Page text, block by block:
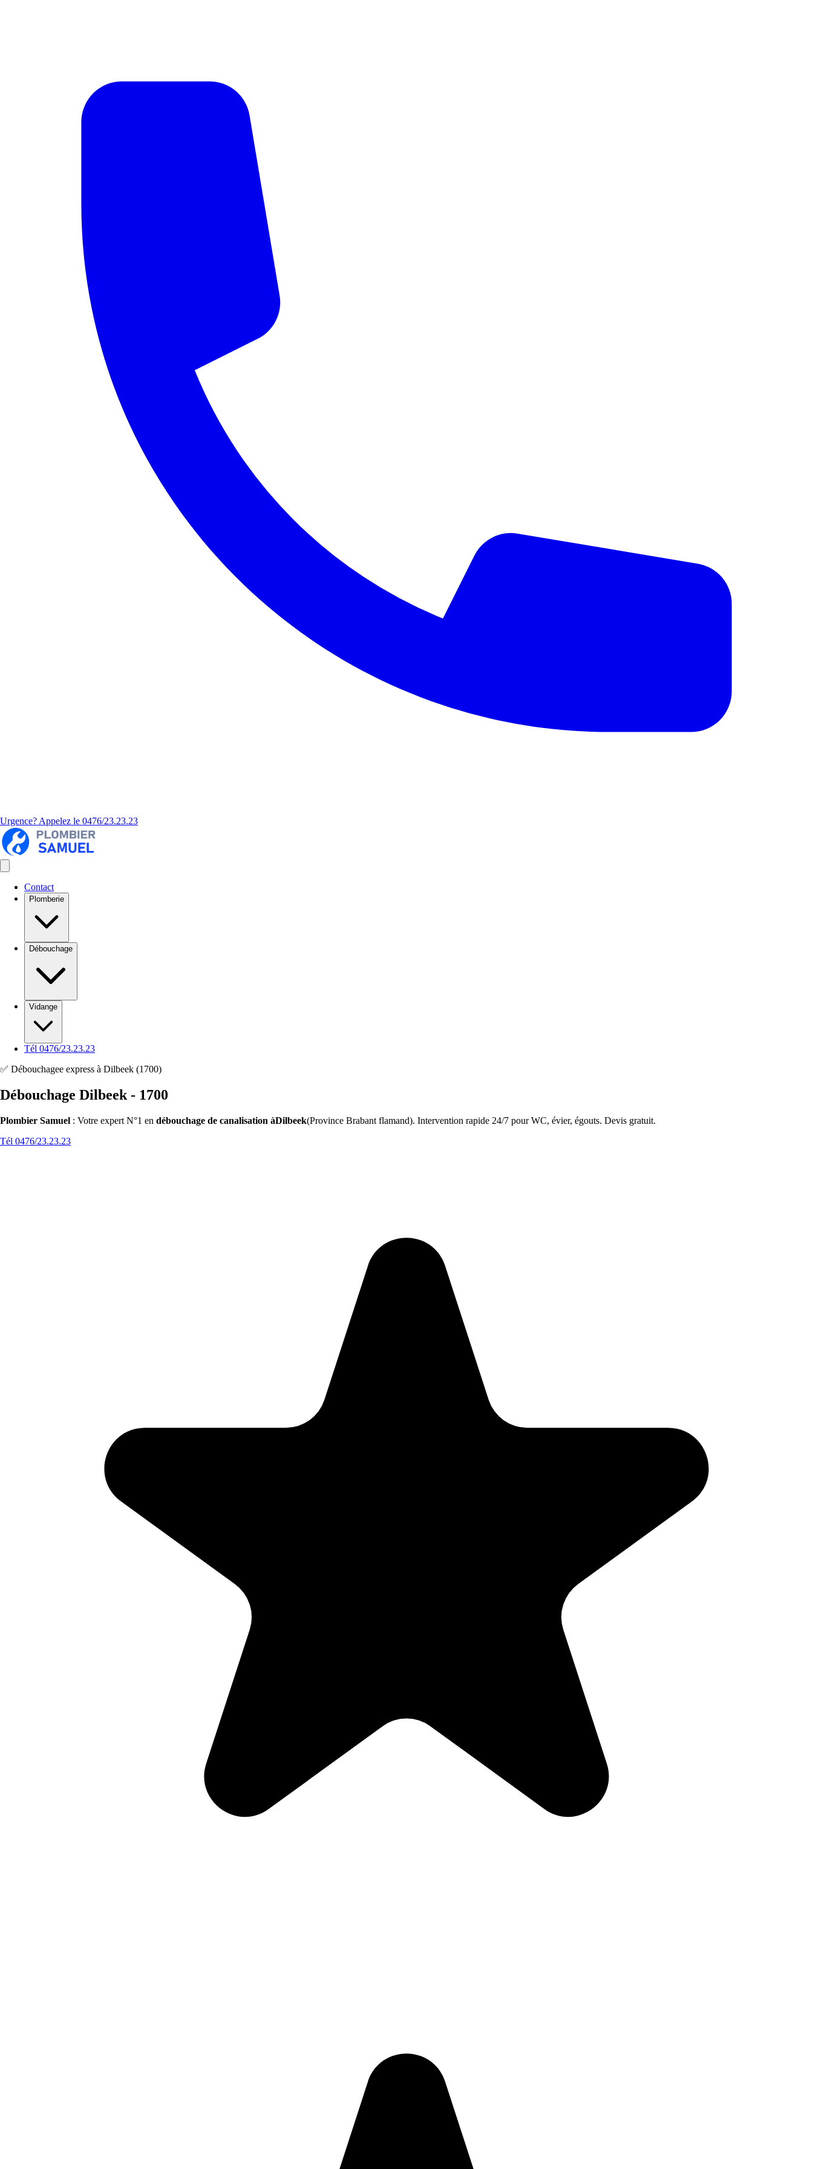
Urgence? Appelez le 0476/23.23.23
Contact
Plomberie
Débouchage
Vidange
Tél 0476/23.23.23
✅ Débouchagee express à Dilbeek (1700)
Débouchage Dilbeek - 1700
Plombier Samuel : Votre expert N°1 en débouchage de canalisation àDilbeek(Province Brabant flamand). Intervention rapide 24/7 pour WC, évier, égouts. Devis gratuit.
Tél 0476/23.23.23